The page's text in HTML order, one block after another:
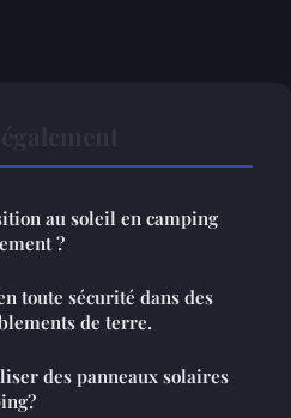
au soleil en camping
?
toute sécurité dans des
de terre.
des panneaux solaires